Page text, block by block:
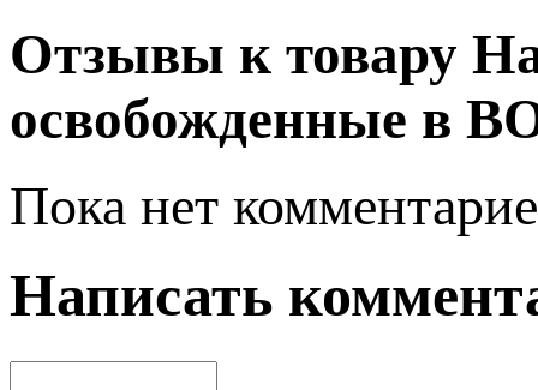
Отзывы к товару
освобожденные в
Пока нет
Написать